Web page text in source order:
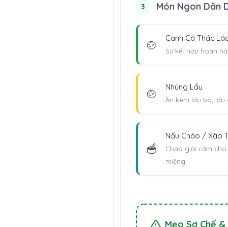
3 Món Ngon Dân
🍲 Canh Cá Thác
Sự kết hợp hoàn
🍲 Nhúng Lẩu
Ăn kèm lẩu bò, lẩu
🥣
Nấu Cháo / Xào
Cháo giải cảm
miệng.
Mẹo Sơ Chế